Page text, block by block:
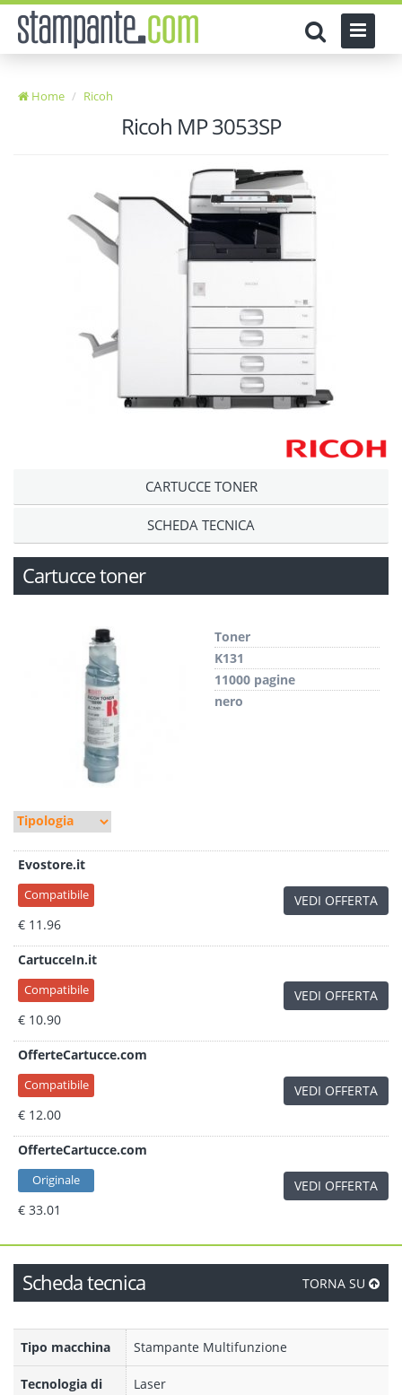
Home Ricoh
Ricoh MP 3053SP
CARTUCCE TONER
SCHEDA TECNICA
Cartucce toner
Toner
K131
11000 pagine
nero
Evostore.it
Compatibile
€ 11.96
VEDI OFFERTA
CartucceIn.it
Compatibile
€ 10.90
VEDI OFFERTA
OfferteCartucce.com
Compatibile
€ 12.00
VEDI OFFERTA
OfferteCartucce.com
Originale
€ 33.01
VEDI OFFERTA
Scheda tecnica TORNA SU
Tipo macchina Stampante Multifunzione
Tecnologia di
Laser